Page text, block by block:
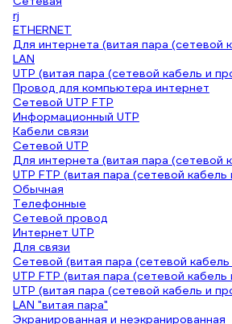
rj
ETHERNET
Для интернета (витая пара (сетевой
LAN
UTP (витая пара (сетевой кабель и
Провод для компьютера интернет
Сетевой UTP FTP
Информационный UTP
Кабели связи
Сетевой UTP
Для интернета (витая пара (сетевой
UTP FTP (витая пара (сетевой
Обычная
Телефонные
Сетевой провод
Интернет UTP
Для связи
Сетевой (витая пара (сетевой
UTP FTP (витая пара (сетевой
UTP (витая пара (сетевой кабель и
LAN "витая пара"
Экранированная и неэкранированная